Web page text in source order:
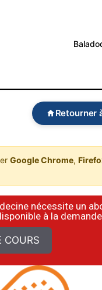
Retourner
Google Chrome,
nécessite un
à la demande
COURS